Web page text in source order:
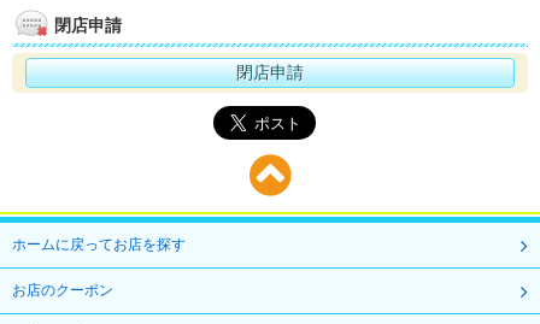
閉店申請
閉店申請
ホームに戻ってお店を探す
お店のクーポン